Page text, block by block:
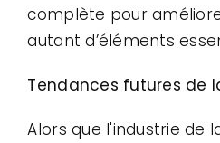
complète pour
autant d’éléments
Tendances futures de
Alors que l'industrie de